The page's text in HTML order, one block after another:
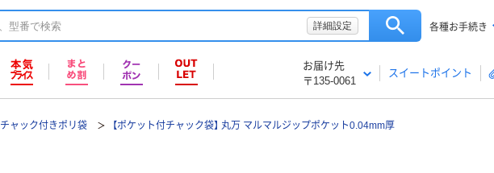
詳細設定 各種お手続き
お届け先
〒135-0061
スイートポイント
チャック付きポリ袋 【ポケット付チャック袋】 丸万 マルマルジップポケット0.04mm厚